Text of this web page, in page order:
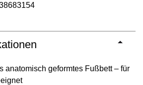
anatomisch geformtes Fußbett – für